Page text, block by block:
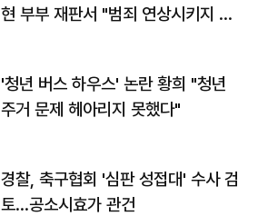
현 부부 재판서 "범죄 연상시키지 말
'청년 버스 하우스' 논란 황희 "청년
주거 문제 헤아리지 못했다"
경찰, 축구협회 '심판 성접대' 수사 검
토…공소시효가 관건